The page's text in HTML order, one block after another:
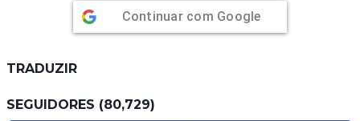
Continuar com Google
TRADUZIR
SEGUIDORES (80,729)